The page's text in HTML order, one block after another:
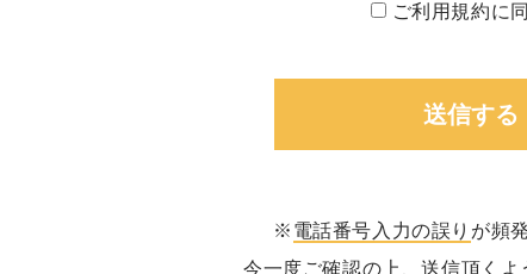
当社サービスの提供・運営のため
ご利用規約に
※ 電話番号入力の誤りが頻